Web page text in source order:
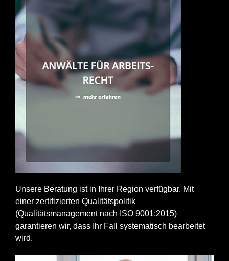
Unsere Beratung ist in Ihrer Region verfügbar. Mit
einer zertifizierten Qualitätspolitik
(Qualitätsmanagement nach ISO 9001:2015)
garantieren wir, dass Ihr Fall systematisch bearbeitet
wird.